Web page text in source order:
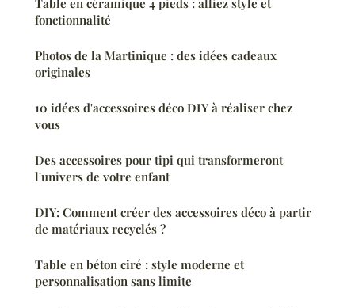
Table en céramique 4 pieds : alliez style et
fonctionnalité
Photos de la Martinique : des idées cadeaux
originales
10 idées d'accessoires déco DIY à réaliser chez
vous
Des accessoires pour tipi qui transformeront
l'univers de votre enfant
DIY: Comment créer des accessoires déco à partir
de matériaux recyclés ?
Table en béton ciré : style moderne et
personnalisation sans limite